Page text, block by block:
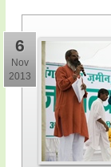
6
Nov
2013